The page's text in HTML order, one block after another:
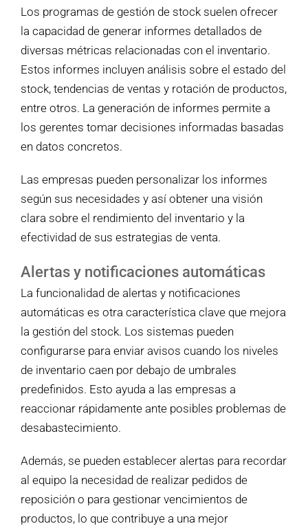
Los programas de gestión de stock suelen ofrecer
la capacidad de generar informes detallados de
diversas métricas relacionadas con el inventario.
Estos informes incluyen análisis sobre el estado del
stock, tendencias de ventas y rotación de productos,
entre otros. La generación de informes permite a
los gerentes tomar decisiones informadas basadas
en datos concretos.
Las empresas pueden personalizar los informes
según sus necesidades y así obtener una visión
clara sobre el rendimiento del inventario y la
efectividad de sus estrategias de venta.
Alertas y notificaciones automáticas
La funcionalidad de alertas y notificaciones
automáticas es otra característica clave que mejora
la gestión del stock. Los sistemas pueden
configurarse para enviar avisos cuando los niveles
de inventario caen por debajo de umbrales
predefinidos. Esto ayuda a las empresas a
reaccionar rápidamente ante posibles problemas de
desabastecimiento.
Además, se pueden establecer alertas para recordar
al equipo la necesidad de realizar pedidos de
reposición o para gestionar vencimientos de
productos, lo que contribuye a una mejor